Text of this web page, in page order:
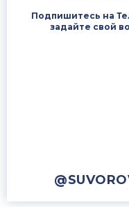
Подпишитесь на
задайте свой